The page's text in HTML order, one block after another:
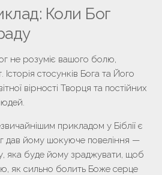
Коли Бог
не розуміє вашого болю,
Історія стосунків Бога та Його
вірності Творця та постійних
прикладом у Біблії є
дав йому шокуюче повеління —
яка буде йому зраджувати, щоб
як сильно болить Боже серце